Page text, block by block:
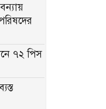
৭২ পিস